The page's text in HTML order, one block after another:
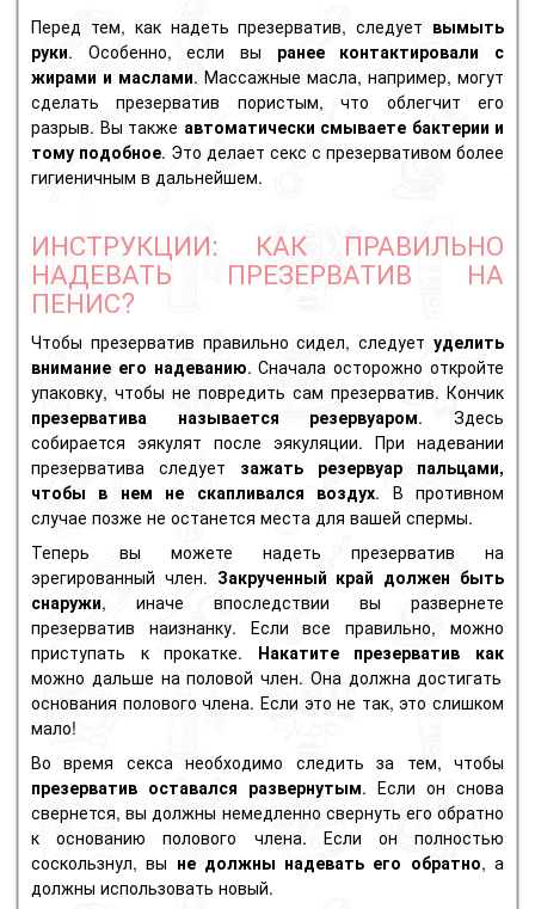
Перед тем, как надеть презерватив, следует вымыть
руки. Особенно, если вы ранее контактировали с
жирами и маслами. Массажные масла, например, могут
сделать презерватив пористым, что облегчит его
разрыв. Вы также автоматически смываете бактерии и
тому подобное. Это делает секс с презервативом более
гигиеничным в дальнейшем.
ИНСТРУКЦИИ: КАК ПРАВИЛЬНО
НАДЕВАТЬ ПРЕЗЕРВАТИВ НА
ПЕНИС?
Чтобы презерватив правильно сидел, следует уделить
внимание его надеванию. Сначала осторожно откройте
упаковку, чтобы не повредить сам презерватив. Кончик
презерватива называется резервуаром. Здесь
собирается эякулят после эякуляции. При надевании
презерватива следует зажать резервуар пальцами,
чтобы в нем не скапливался воздух. В противном
случае позже не останется места для вашей спермы.
Теперь вы можете надеть презерватив на
эрегированный член. Закрученный край должен быть
снаружи, иначе впоследствии вы развернете
презерватив наизнанку. Если все правильно, можно
приступать к прокатке. Накатите презерватив как
можно дальше на половой член. Она должна достигать
основания полового члена. Если это не так, это слишком
мало!
Во время секса необходимо следить за тем, чтобы
презерватив оставался развернутым. Если он снова
свернется, вы должны немедленно свернуть его обратно
к основанию полового члена. Если он полностью
соскользнул, вы не должны надевать его обратно, а
должны использовать новый.